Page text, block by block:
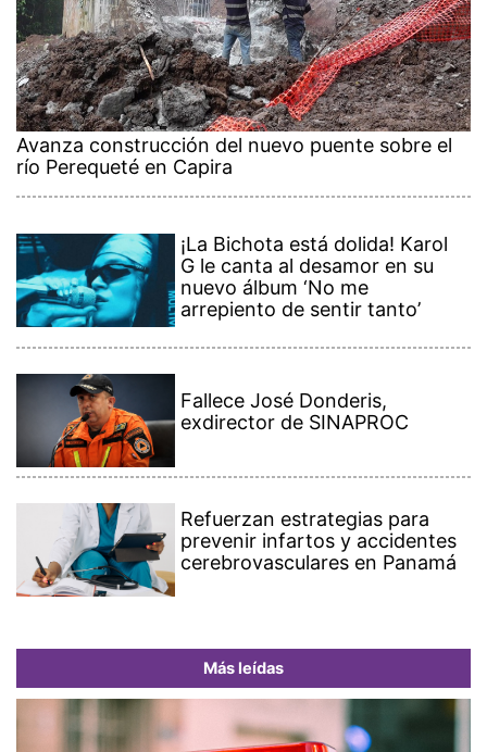
Avanza construcción del nuevo puente sobre el
río Perequeté en Capira
¡La Bichota está dolida! Karol
G le canta al desamor en su
nuevo álbum ‘No me
arrepiento de sentir tanto’
Fallece José Donderis,
exdirector de SINAPROC
Refuerzan estrategias para
prevenir infartos y accidentes
cerebrovasculares en Panamá
Más leídas